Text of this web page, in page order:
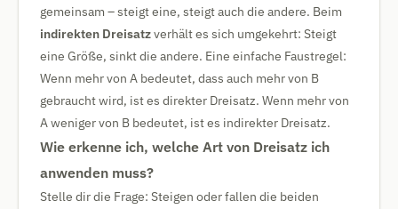
gemeinsam – steigt eine, steigt auch die andere. Beim
indirekten Dreisatzverhält es sich umgekehrt: Steigt
eine Größe, sinkt die andere. Eine einfache Faustregel:
Wenn mehr von A bedeutet, dass auch mehr von B
gebraucht wird, ist es direkter Dreisatz. Wenn mehr von
A weniger von B bedeutet, ist es indirekter Dreisatz.
Wie erkenne ich, welche Art von Dreisatz ich
anwenden muss?
Stelle dir die Frage: Steigen oder fallen die beiden